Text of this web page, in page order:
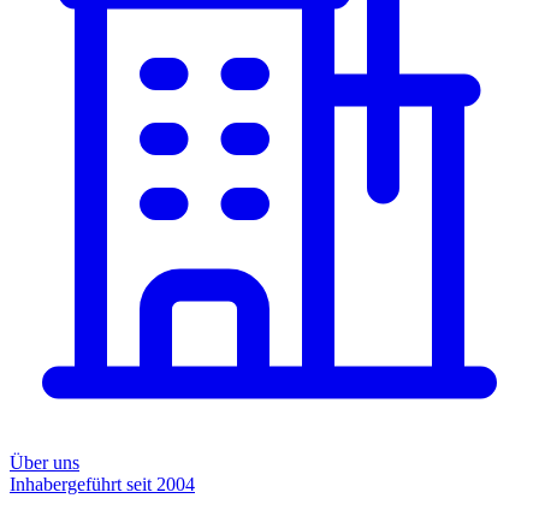
Über uns
Inhabergeführt seit 2004